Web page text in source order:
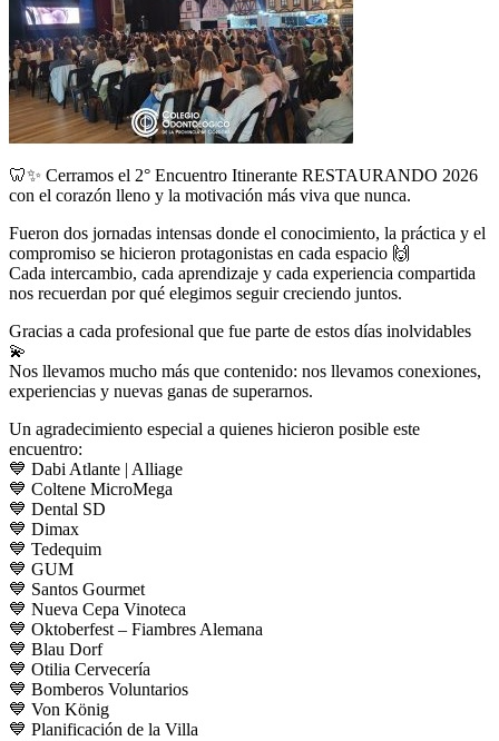
🦷✨ Cerramos el 2° Encuentro Itinerante RESTAURANDO 2026
con el corazón lleno y la motivación más viva que nunca.
Fueron dos jornadas intensas donde el conocimiento, la práctica y el
compromiso se hicieron protagonistas en cada espacio 🙌
Cada intercambio, cada aprendizaje y cada experiencia compartida
nos recuerdan por qué elegimos seguir creciendo juntos.
Gracias a cada profesional que fue parte de estos días inolvidables
💫
Nos llevamos mucho más que contenido: nos llevamos conexiones,
experiencias y nuevas ganas de superarnos.
Un agradecimiento especial a quienes hicieron posible este
encuentro:
💙 Dabi Atlante | Alliage
💙 Coltene MicroMega
💙 Dental SD
💙 Dimax
💙 Tedequim
💙 GUM
💙 Santos Gourmet
💙 Nueva Cepa Vinoteca
💙 Oktoberfest – Fiambres Alemana
💙 Blau Dorf
💙 Otilia Cervecería
💙 Bomberos Voluntarios
💙 Von König
💙 Planificación de la Villa